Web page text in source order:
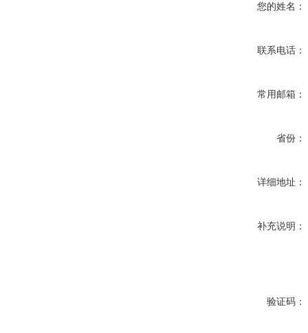
您的姓名：
联系电话：
常用邮箱：
省份：
详细地址：
补充说明：
验证码：